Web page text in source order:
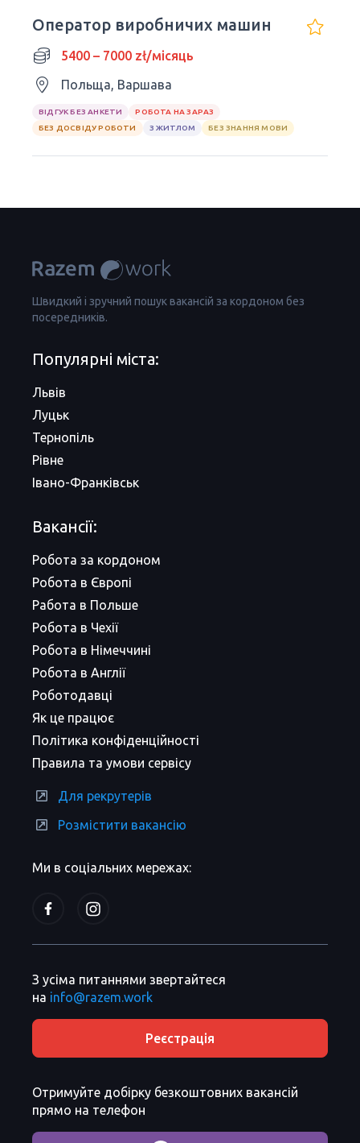
Оператор виробничих машин
5400 – 7000 zł/місяць
Польща, Варшава
ВІДГУК БЕЗ АНКЕТИ
РОБОТА НА ЗАРАЗ
БЕЗ ДОСВІДУ РОБОТИ
З ЖИТЛОМ БЕЗ ЗНАННЯ МОВИ
Швидкий і зручний пошук вакансій за кордоном без
посередників.
Ми в соціальних мережах:
Популярні міста:
Львів
Луцьк
Тернопіль
Рівне
Івано-Франківськ
Вакансії:
Робота за кордоном
Робота в Європі
Работа в Польше
Робота в Чехії
Робота в Німеччині
Робота в Англії
Роботодавці
Як це працює
Політика конфіденційності
Правила та умови сервісу
Для рекрутерів
Розмістити вакансію
З усіма питаннями звертайтеся
на info@razem.work
Реєстрація
Отримуйте добірку безкоштовних вакансій
прямо на телефон